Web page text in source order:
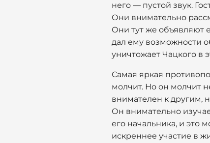
него — пустой звук.
Они внимательно
Они тут же объявляют
дал ему возможности
уничтожает Чацкого в
Самая яркая
молчит. Но он молчит
внимателен к другим,
Он внимательно
его начальника, и это
искреннее участие в